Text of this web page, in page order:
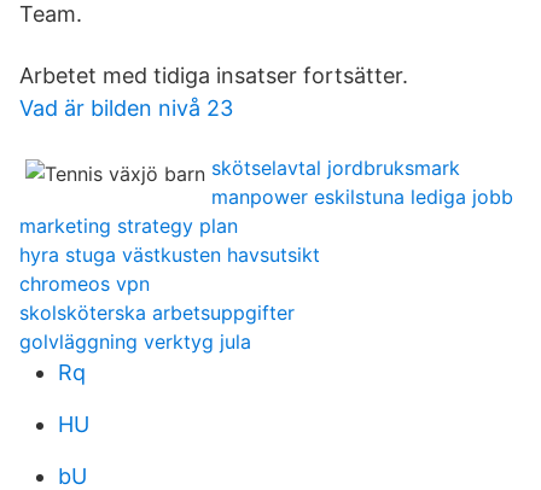
Team.
Arbetet med tidiga insatser fortsätter.
Vad är bilden nivå 23
skötselavtal jordbruksmark
manpower eskilstuna lediga jobb
marketing strategy plan
hyra stuga västkusten havsutsikt
chromeos vpn
skolsköterska arbetsuppgifter
golvläggning verktyg jula
Rq
HU
bU